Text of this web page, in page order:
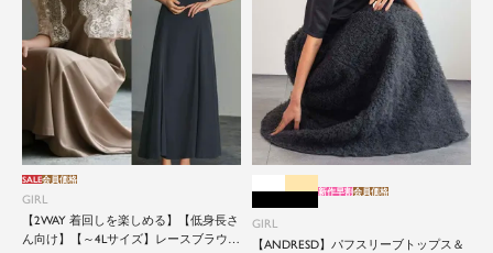
GIRL
【2WAY 着回しを楽しめる】【低身長さ
ん向け】【～4Lサイズ】レースブラウス
SALE会員価格
GIRL
【ANDRESD】パフスリーブトップス＆
新作早割会員価格